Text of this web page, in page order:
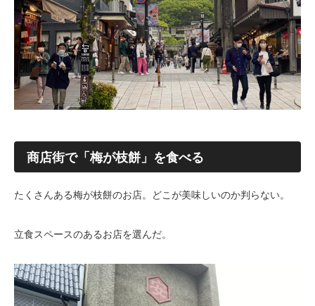
商店街で「梅が枝餅」を食べる
たくさんある梅が枝餅のお店。どこが美味しいのか判らない。
立食スペースのあるお店を選んだ。